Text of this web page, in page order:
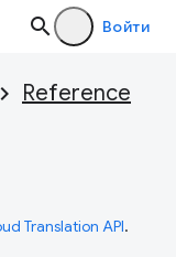
Войти
Reference
Translation API.